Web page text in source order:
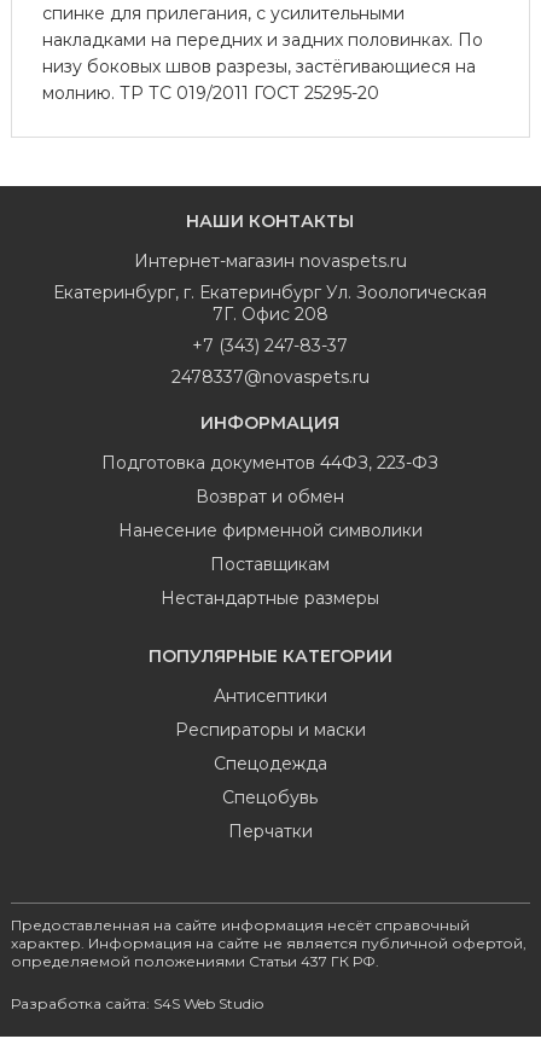
спинке для прилегания, с усилительными
накладками на передних и задних половинках. По
низу боковых швов разрезы, застёгивающиеся на
молнию. ТР ТС 019/2011 ГОСТ 25295-20
НАШИ КОНТАКТЫ
Интернет-магазин novaspets.ru
Екатеринбург, г. Екатеринбург Ул. Зоологическая
7Г. Офис 208
+7 (343) 247-83-37
2478337@novaspets.ru
ИНФОРМАЦИЯ
Подготовка документов 44ФЗ, 223-ФЗ
Возврат и обмен
Нанесение фирменной символики
Поставщикам
Нестандартные размеры
ПОПУЛЯРНЫЕ КАТЕГОРИИ
Антисептики
Респираторы и маски
Спецодежда
Спецобувь
Перчатки
Предоставленная на сайте информация несёт справочный
характер. Информация на сайте не является публичной офертой,
определяемой положениями Статьи 437 ГК РФ.
Разработка сайта: S4S Web Studio